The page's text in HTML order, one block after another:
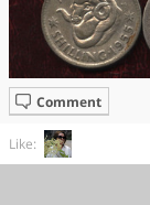
Comment
Like: